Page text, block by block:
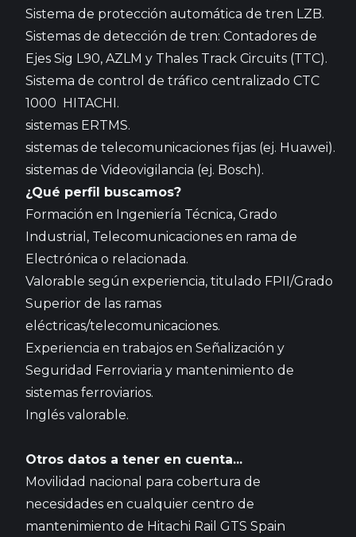
Sistema de protección automática de tren LZB.
Sistemas de detección de tren: Contadores de
Ejes Sig L90, AZLM y Thales Track Circuits (TTC).
Sistema de control de tráfico centralizado CTC
1000 HITACHI.
sistemas ERTMS.
sistemas de telecomunicaciones fijas (ej. Huawei).
sistemas de Videovigilancia (ej. Bosch).
¿Qué perfil buscamos?
Formación en Ingeniería Técnica, Grado
Industrial, Telecomunicaciones en rama de
Electrónica o relacionada.
Valorable según experiencia, titulado FPII/Grado
Superior de las ramas
eléctricas/telecomunicaciones.
Experiencia en trabajos en Señalización y
Seguridad Ferroviaria y mantenimiento de
sistemas ferroviarios.
Inglés valorable.
Otros datos a tener en cuenta...
Movilidad nacional para cobertura de
necesidades en cualquier centro de
mantenimiento de Hitachi Rail GTS Spain